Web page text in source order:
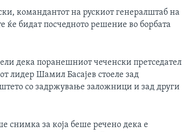
командантот на рускиот генералштаб на
бидат посчедното решение во борбата
дека поранешниот чеченски претседател
лидер Шамил Басајев стоеле зад
со задржување заложници и зад други
снимка за која беше речено дека е